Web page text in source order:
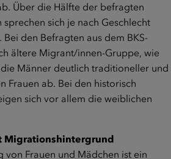
Über die Hälfte der befragten
sich je nach Geschlecht
den Befragten aus dem BKS-
ältere Migrant/innen-Gruppe, wie
Männer deutlich traditioneller und
Frauen ab. Bei den historisch
sich vor allem die weiblichen
Migrationshintergrund
Frauen und Mädchen ist ein